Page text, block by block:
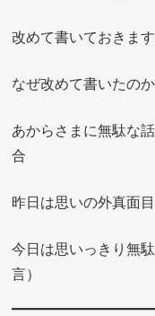
改めて書いておきま
なぜ改めて書いたの
あからさまに無駄な
合
昨日は思いの外真面
今日は思いっきり無
言）